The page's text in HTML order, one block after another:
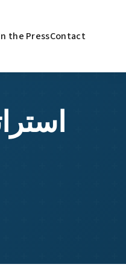
the PressContact